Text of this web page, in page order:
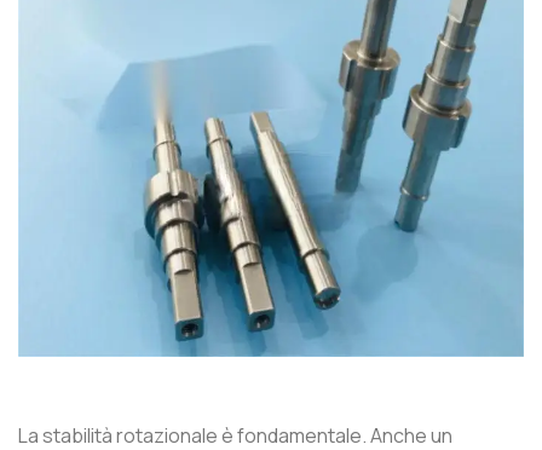
La stabilità rotazionale è fondamentale. Anche un